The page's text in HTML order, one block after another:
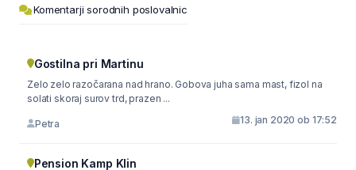
Komentarji sorodnih poslovalnic
Gostilna pri Martinu
Zelo zelo razočarana nad hrano. Gobova juha sama mast, fizol na
solati skoraj surov trd, prazen ...
Petra 13. jan 2020 ob 17:52
Pension Kamp Klin